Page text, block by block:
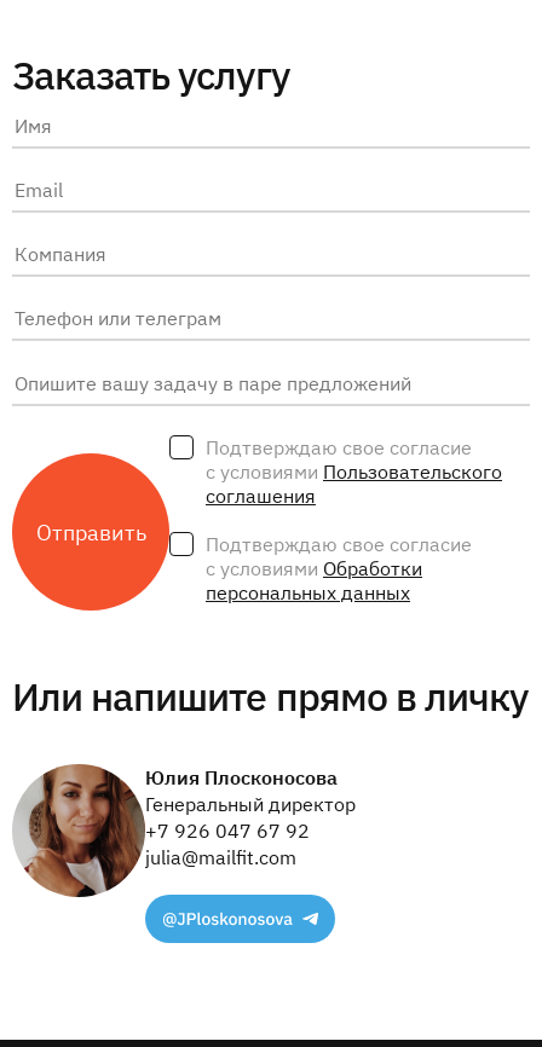
Заказать услугу
Подтверждаю свое согласие
с условиями Пользовательского
соглашения
Подтверждаю свое согласие
с условиями Обработки
персональных данных
Или напишите прямо в личку
Юлия Плосконосова
Генеральный директор
+7 926 047 67 92
julia@mailfit.com